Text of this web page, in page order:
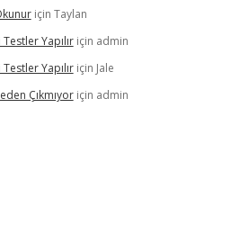
için Taylan
Yapılıriçin admin
Yapılıriçin Jale
Çıkmıyoriçin admin